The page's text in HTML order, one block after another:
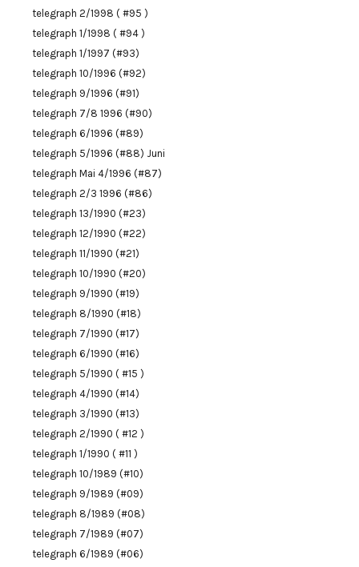
telegraph 2/1998 ( #95 )
telegraph 1/1998 ( #94 )
telegraph 1/1997 (#93)
telegraph 10/1996 (#92)
telegraph 9/1996 (#91)
telegraph 7/8 1996 (#90)
telegraph 6/1996 (#89)
telegraph 5/1996 (#88) Juni
telegraph Mai 4/1996 (#87)
telegraph 2/3 1996 (#86)
telegraph 13/1990 (#23)
telegraph 12/1990 (#22)
telegraph 11/1990 (#21)
telegraph 10/1990 (#20)
telegraph 9/1990 (#19)
telegraph 8/1990 (#18)
telegraph 7/1990 (#17)
telegraph 6/1990 (#16)
telegraph 5/1990 ( #15 )
telegraph 4/1990 (#14)
telegraph 3/1990 (#13)
telegraph 2/1990 ( #12 )
telegraph 1/1990 ( #11 )
telegraph 10/1989 (#10)
telegraph 9/1989 (#09)
telegraph 8/1989 (#08)
telegraph 7/1989 (#07)
telegraph 6/1989 (#06)